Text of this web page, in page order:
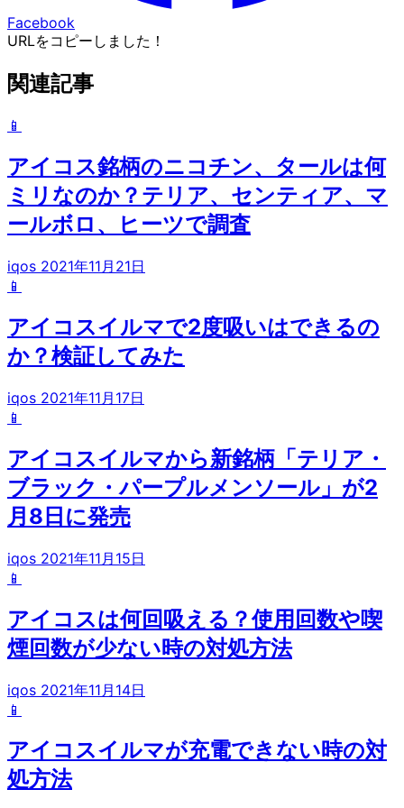
Facebook
URLをコピーしました！
関連記事
📱
アイコス銘柄のニコチン、タールは何
ミリなのか？テリア、センティア、マ
ールボロ、ヒーツで調査
iqos 2021年11月21日
📱
アイコスイルマで2度吸いはできるの
か？検証してみた
iqos 2021年11月17日
📱
アイコスイルマから新銘柄「テリア・
ブラック・パープルメンソール」が2
月8日に発売
iqos 2021年11月15日
📱
アイコスは何回吸える？使用回数や喫
煙回数が少ない時の対処方法
iqos 2021年11月14日
📱
アイコスイルマが充電できない時の対
処方法